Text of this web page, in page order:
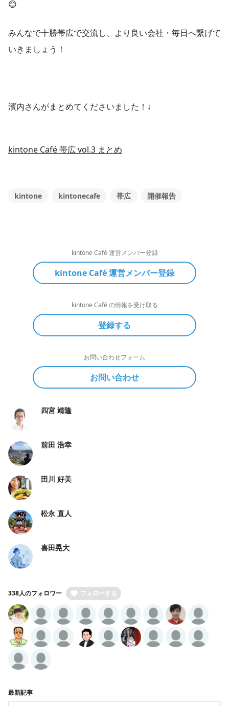
😊
みんなで十勝帯広で交流し、より良い会社・毎日へ繋げて
いきましょう！
濱内さんがまとめてくださいました！↓
kintone Café 帯広 vol.3 まとめ
kintone kintonecafe 帯広 開催報告
kintone Café 運営メンバー登録
kintone Café 運営メンバー登録
kintone Café の情報を受け取る
登録する
お問い合わせフォーム
お問い合わせ
四宮 靖隆
前田 浩幸
田川 好美
松永 直人
喜田晃大
338人のフォロワー フォローする
最新記事